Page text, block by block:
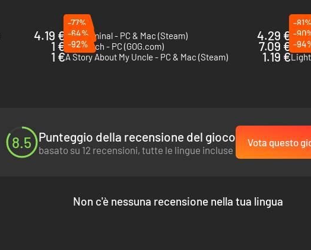
4.19 €
-77%
Superliminal - PC & Mac (Steam)
4.29 €
-
1 €
-64%
Firewatch - PC (GOG.com)
7.09 €
-
The
1 €
-92%
A Story About My Uncle - PC & Mac (Steam)
1.19 €
-
8.5 Punteggio della recensione del gioco
basato su 12 recensioni, tutte le lingue incluse
Vota questo
Non c'è nessuna recensione nella tua lingua